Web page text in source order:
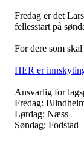
Fredag er det
fellesstart på
For dere som
HER er
Ansvarlig for
Fredag:
Lørdag: Næss
Søndag: Fodstad